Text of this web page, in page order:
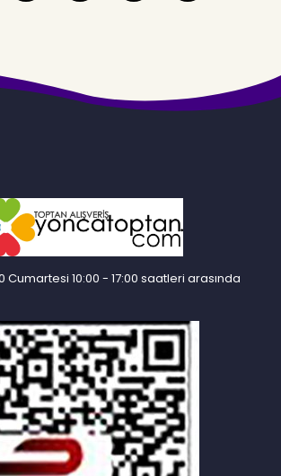
Cumartesi 10:00 - 17:00 saatleri arasında